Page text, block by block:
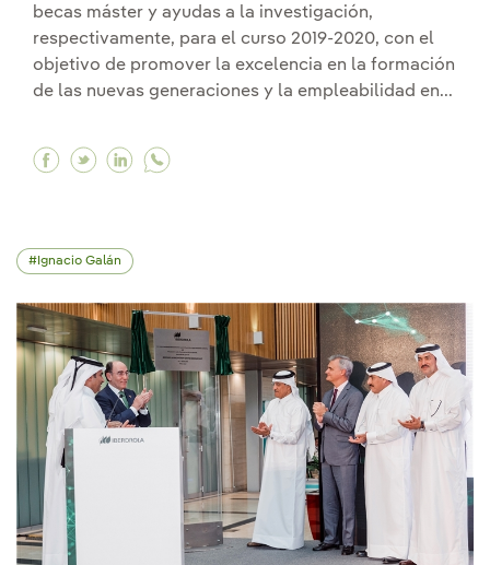
becas máster y ayudas a la investigación,
respectivamente, para el curso 2019-2020, con el
objetivo de promover la excelencia en la formación
de las nuevas generaciones y la empleabilidad en...
Facebook Iberdrola convoca 75 becas máster
Twitter Iberdrola convoca 75 becas
Linkedin Iberdrola convoca 75 becas
Ignacio Galán